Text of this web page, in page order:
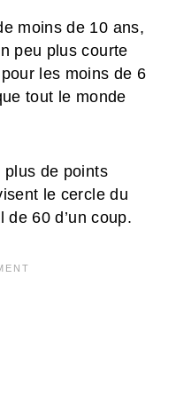
moins de 10 ans,
peu plus courte
les moins de 6
tout le monde
plus de points
le cercle du
60 d’un coup.